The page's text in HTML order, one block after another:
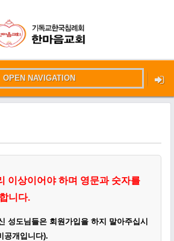
OPEN NAVIGATION
이상이어야 하며 영문과 숫자를
니다.
성도님들은 회원가입을 하지 말아주십시
공개입니다).